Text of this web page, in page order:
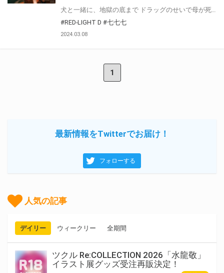
#RED-LIGHT D #七七七
2024.03.08
1
最新情報をTwitterでお届け！
フォローする
人気の記事
デイリー ウィークリー 全期間
ツクル Re:COLLECTION 2026「水龍敬」
イラスト展グッズ受注再販決定！